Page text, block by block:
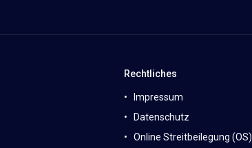
Rechtliches
Impressum
Datenschutz
Online Streitbeilegung (OS)